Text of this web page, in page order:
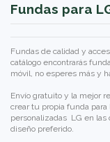
Fundas para
Fundas de calidad y
catálogo encontrarás
móvil, no esperes más y
Envío gratuito y la mejor
crear tu propia funda
personalizadas LG en las
diseño preferido.